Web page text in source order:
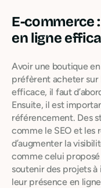
E-commerce
en ligne
Avoir une boutique
préfèrent acheter sur
efficace, il faut
Ensuite, il est
référencement. Des
comme le SEO et les
d’augmenter la
comme celui
soutenir des projets
leur présence en